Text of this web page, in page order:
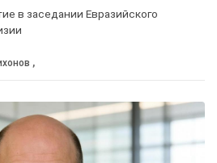
в заседании Евразийского
,